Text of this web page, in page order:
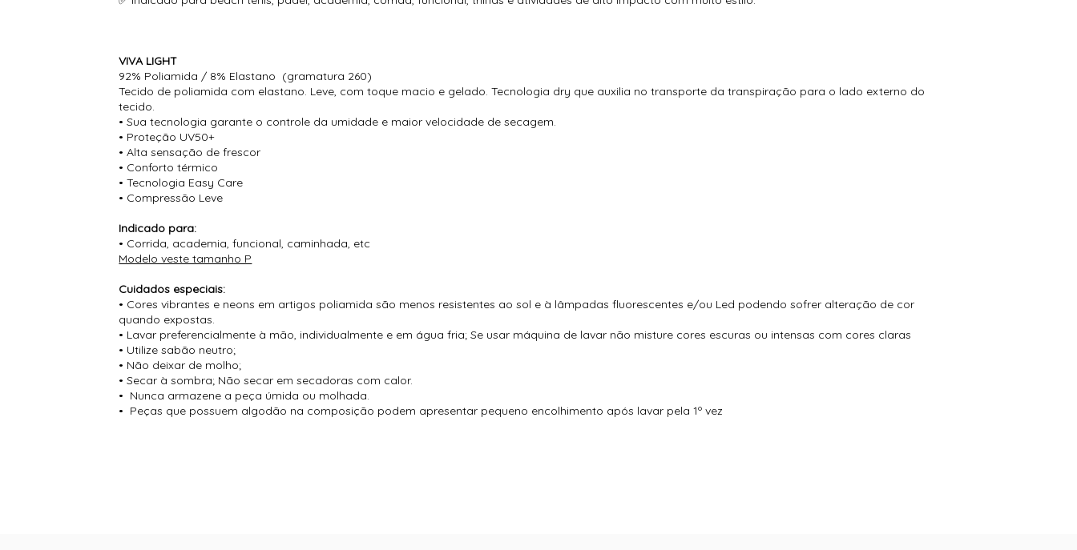
VIVA LIGHT
92% Poliamida / 8% Elastano (gramatura 260)
Tecido de poliamida com elastano. Leve, com toque macio e gelado. Tecnologia dry que auxilia no transporte da transpiração para o lado externo do
tecido.
• Sua tecnologia garante o controle da umidade e maior velocidade de secagem.
• Proteção UV50+
• Alta sensação de frescor
• Conforto térmico
• Tecnologia Easy Care
• Compressão Leve
Indicado para:
• Corrida, academia, funcional, caminhada, etc
Modelo veste tamanho P
Cuidados especiais:
• Cores vibrantes e neons em artigos poliamida são menos resistentes ao sol e à lâmpadas fluorescentes e/ou Led podendo sofrer alteração de cor
quando expostas.
• Lavar preferencialmente à mão, individualmente e em água fria; Se usar máquina de lavar não misture cores escuras ou intensas com cores claras
• Utilize sabão neutro;
• Não deixar de molho;
• Secar à sombra; Não secar em secadoras com calor.
• Nunca armazene a peça úmida ou molhada.
• Peças que possuem algodão na composição podem apresentar pequeno encolhimento após lavar pela 1º vez